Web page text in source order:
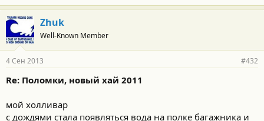
Zhuk
Well-Known Member
4 Сен 2013 #432
Re: Поломки, новый хай 2011
мой холливар
с дождями стала появляться вода на полке багажника и